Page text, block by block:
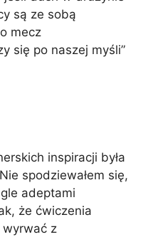
są ze sobą
mecz
się po naszej myśli”
inspiracji była
spodziewałem się,
adeptami
że ćwiczenia
wyrwać z